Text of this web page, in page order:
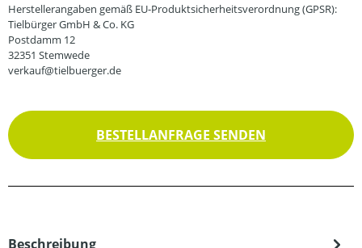
Herstellerangaben gemäß EU-Produktsicherheitsverordnung (GPSR):
Tielbürger GmbH & Co. KG
Postdamm 12
32351 Stemwede
verkauf@tielbuerger.de
BESTELLANFRAGE SENDEN
Beschreibung